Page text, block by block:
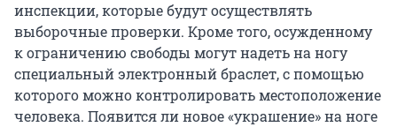
инспекции, которые будут осуществлять
выборочные проверки. Кроме того, осужденному
к ограничению свободы могут надеть на ногу
специальный электронный браслет, с помощью
которого можно контролировать местоположение
человека. Появится ли новое «украшение» на ноге